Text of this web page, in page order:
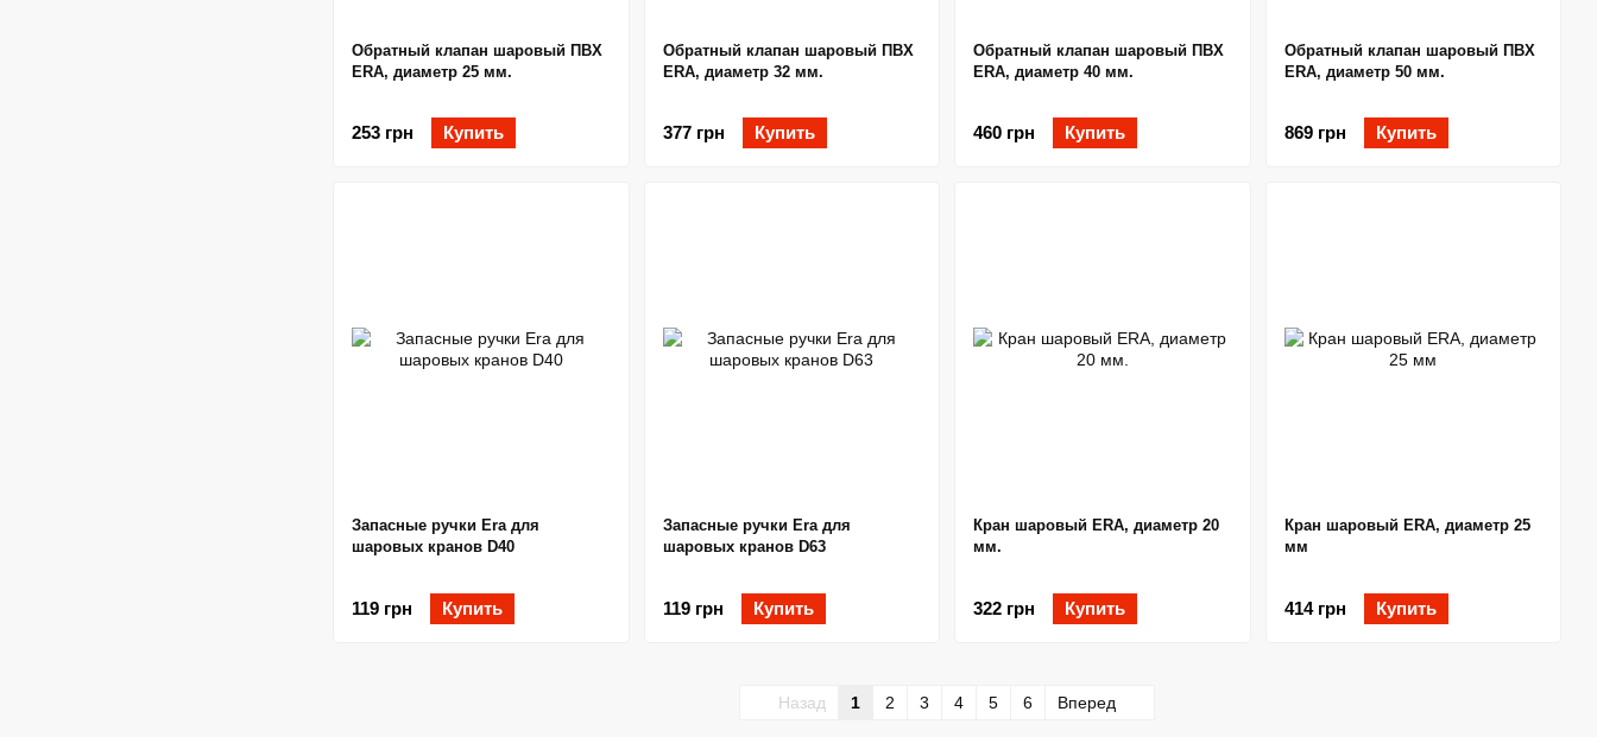
Обратный клапан шаровый ПВХ
ERA, диаметр 25 мм.
253 грн Купить
Обратный клапан шаровый ПВХ
ERA, диаметр 32 мм.
377 грн Купить
Обратный клапан шаровый ПВХ
ERA, диаметр 40 мм.
460 грн Купить
Обратный клапан шаровый ПВХ
ERA, диаметр 50 мм.
869 грн Купить
Запасные ручки Era для
шаровых кранов D40
119 грн Купить
Запасные ручки Era для
шаровых кранов D63
119 грн Купить
Кран шаровый ERA, диаметр 20
мм.
322 грн Купить
Кран шаровый ERA, диаметр 25
мм
414 грн Купить
Назад 1 2 3 4 5 6 Вперед